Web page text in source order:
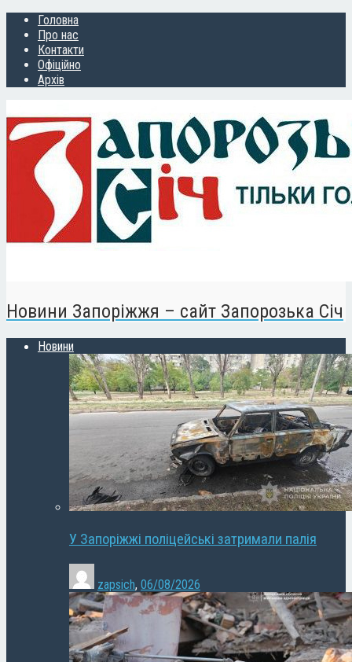
Головна
Про нас
Контакти
Офіційно
Архів
Новини Запоріжжя – сайт Запорозька Січ
Новини
У Запоріжжі поліцейські затримали палія
zapsich, 06/08/2026